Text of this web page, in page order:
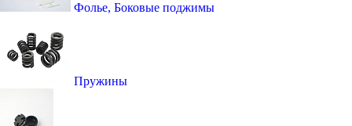
Фолье, Боковые поджимы
Пружины